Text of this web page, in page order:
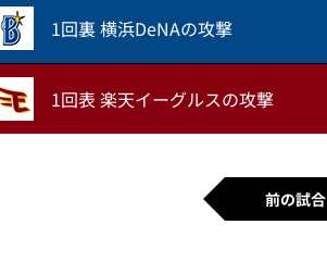
1回裏 横浜DeNAの攻撃
1回表 楽天イーグルスの攻撃
前の試合